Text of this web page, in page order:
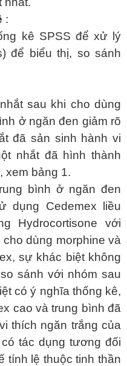
:
kê SPSS để xử lý
để biểu thị, so sánh
sau khi cho dùng
ở ngăn đen giảm rõ
đã sản sinh hành vi
nhắt đã hình thành
xem bảng 1.
bình ở ngăn đen
dụng Cedemex liều
Hydrocortisone với
dùng morphine và
sự khác biệt không
sánh với nhóm sau
có ý nghĩa thống kê,
cao và trung bình đã
thích ngăn trắng của
tác dụng tương đối
tính lệ thuộc tinh thần